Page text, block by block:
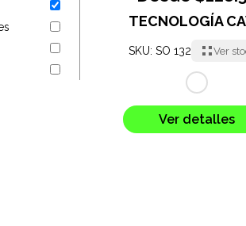
TECNOLOGÍA
SKU: SO 132 Ver
Ver detalles